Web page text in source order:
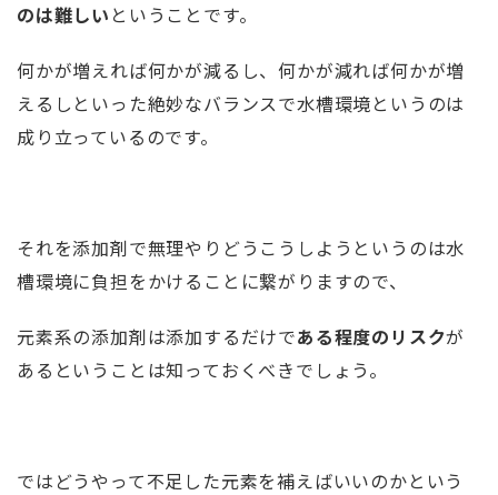
のは難しい ということです。
何かが増えれば何かが減るし、何かが減れば何かが増
えるしといった絶妙なバランスで水槽環境というのは
成り立っているのです。
それを添加剤で無理やりどうこうしようというのは水
槽環境に負担をかけることに繋がりますので、
元素系の添加剤は添加するだけである程度のリスクが
あるということは知っておくべきでしょう。
ではどうやって不足した元素を補えばいいのかという